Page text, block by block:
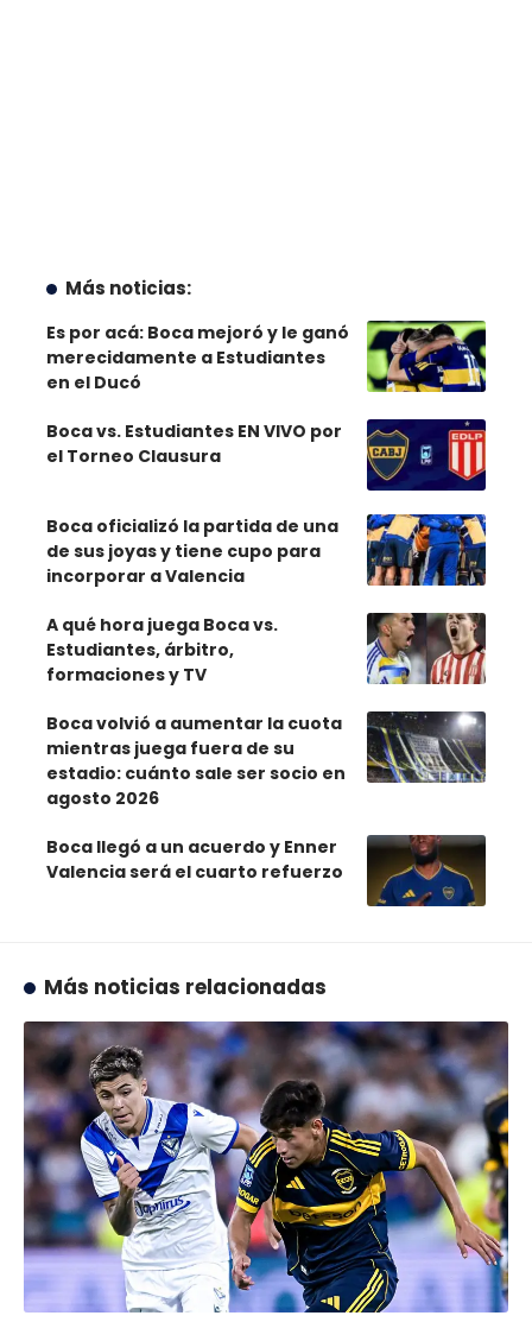
Más noticias:
Es por acá: Boca mejoró y le ganó
merecidamente a Estudiantes
en el Ducó
Boca vs. Estudiantes EN VIVO por
el Torneo Clausura
Boca oficializó la partida de una
de sus joyas y tiene cupo para
incorporar a Valencia
A qué hora juega Boca vs.
Estudiantes, árbitro,
formaciones y TV
Boca volvió a aumentar la cuota
mientras juega fuera de su
estadio: cuánto sale ser socio en
agosto 2026
Boca llegó a un acuerdo y Enner
Valencia será el cuarto refuerzo
Más noticias relacionadas